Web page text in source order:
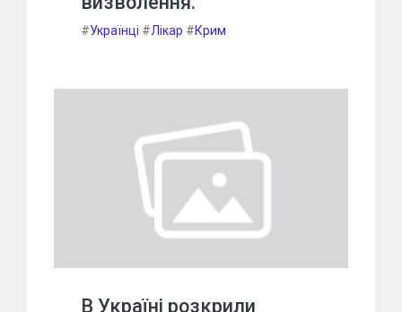
#Українці #Лікар #Крим
В Україні розкрили